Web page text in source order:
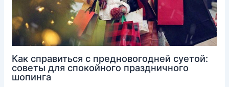
Как справиться с предновогодней суетой:
советы для спокойного праздничного
шопинга